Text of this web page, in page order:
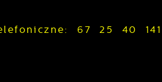
67 25 40 141